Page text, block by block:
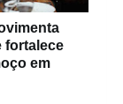
fortalece
em